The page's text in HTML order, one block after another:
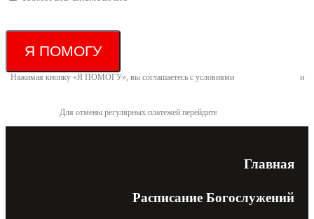
Я ПОМОГУ
Нажимая кнопку «Я ПОМОГУ», вы соглашаетесь с условиями
и
Для отмены регулярных платежей перейдите
Главная
Расписание Богослужений